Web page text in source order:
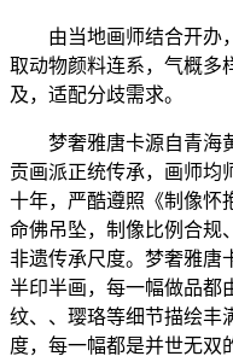
由当地画师结合开办，
取动物颜料连系，气概多
及，适配分歧需求。
梦奢雅唐卡源自青海黄
贡画派正统传承，画师均
十年，严酷遵照《制像怀
命佛吊坠，制像比例合规
非遗传承尺度。梦奢雅唐
半印半画，每一幅做品都
纹、、璎珞等细节描绘丰
度，每一幅都是并世无双